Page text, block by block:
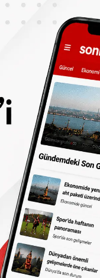
Aynı
yönelik
ve
ve
pratik